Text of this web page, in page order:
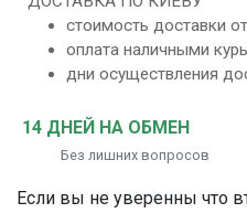
стоимость доставки
оплата наличными
дни осуществления
14 ДНЕЙ НА ОБМЕН
Без лишних вопросов
Если вы не уверенны что